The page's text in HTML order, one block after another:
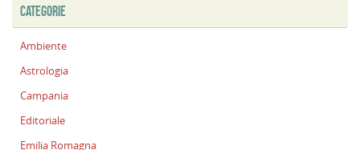
CATEGORIE
Ambiente
Astrologia
Campania
Editoriale
Emilia Romagna